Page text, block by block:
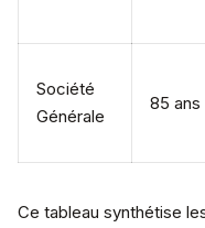
Société
Générale
85 ans
Ce tableau synthétise